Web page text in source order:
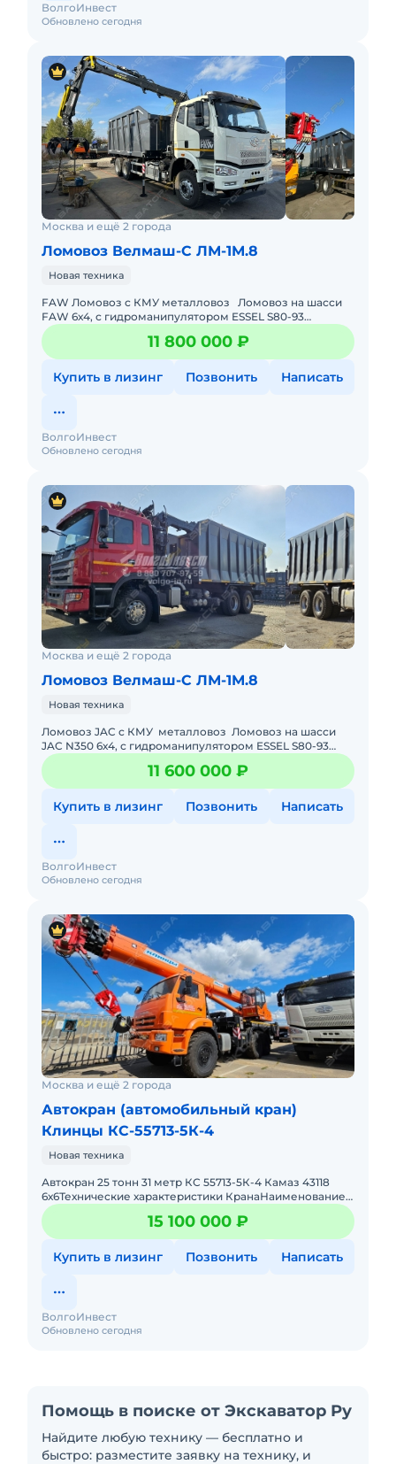
Обновлено сегодня
ВолгоИнвест
Москва и ещё 2 города
Ломовоз Велмаш-С ЛМ-1М.8
Новая техника
FAW Ломовоз с КМУ металловоз Ломовоз на шасси
FAW 6х4, с гидроманипулятором ESSEL S80-93
(Словакия)Технические характеристикиБазовое
шассиБазовое ш
11 800 000 ₽
Купить в лизинг Позвонить Написать
Обновлено сегодня
ВолгоИнвест
Москва и ещё 2 города
Ломовоз Велмаш-С ЛМ-1М.8
Новая техника
Ломовоз JAC с КМУ металловоз Ломовоз на шасси
JAC N350 6х4, с гидроманипулятором ESSEL S80-93
(Словакия)Базовое шасси JAC N350 6х4Колесная
формула
11 600 000 ₽
Купить в лизинг Позвонить Написать
Обновлено сегодня
ВолгоИнвест
Москва и ещё 2 города
Автокран (автомобильный кран)
Клинцы КС-55713-5К-4
Новая техника
Автокран 25 тонн 31 метр КС 55713-5К-4 Камаз 43118
6х6Технические характеристики КранаНаименование
показателейЗначениеМаксимальный грузовой
момент, т·м85
15 100 000 ₽
Купить в лизинг Позвонить Написать
Обновлено сегодня
ВолгоИнвест
Помощь в поиске от Экскаватор Ру
Найдите любую технику — бесплатно и
быстро: разместите заявку на технику, и